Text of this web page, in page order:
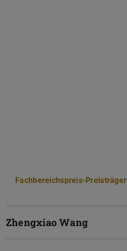
Fachbereichspreis-Preisträger
Zhengxiao Wang